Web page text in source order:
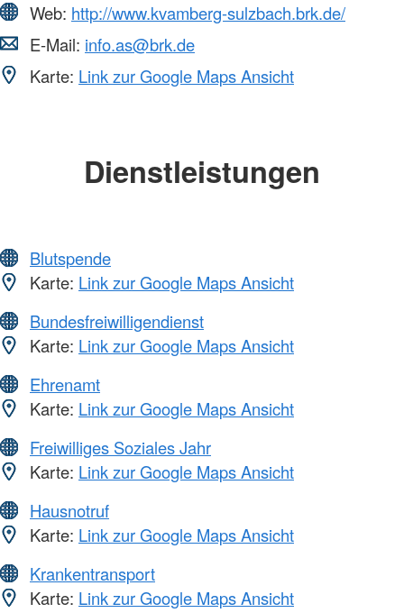
Web: http://www.kvamberg-sulzbach.brk.de/
E-Mail: info.as@brk.de
Karte: Link zur Google Maps Ansicht
Dienstleistungen
Blutspende
Karte: Link zur Google Maps Ansicht
Bundesfreiwilligendienst
Karte: Link zur Google Maps Ansicht
Ehrenamt
Karte: Link zur Google Maps Ansicht
Freiwilliges Soziales Jahr
Karte: Link zur Google Maps Ansicht
Hausnotruf
Karte: Link zur Google Maps Ansicht
Krankentransport
Karte: Link zur Google Maps Ansicht